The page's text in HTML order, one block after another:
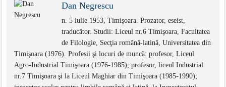
Dan Negrescu
n. 5 iulie 1953, Timişoara. Prozator, eseist,
traducător. Studii: Liceul nr.6 Timişoara, Facultatea
de Filologie, Secţia română-latină, Universitatea din
Timişoara (1976). Profesii şi locuri de muncă: profesor, Liceul
Agro-Industrial Timişoara (1976-1985); profesor, liceul Industrial
nr.7 Timişoara şi la Liceul Maghiar din Timişoara (1985-1990);